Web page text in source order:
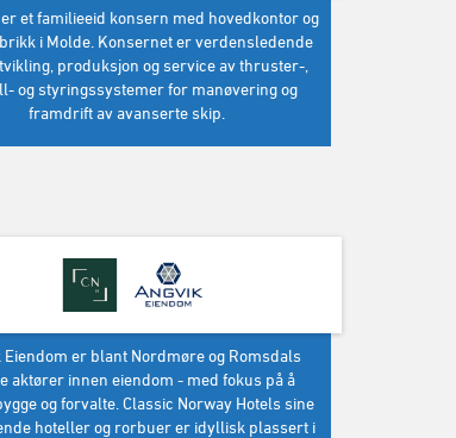
et familieeid konsern med hovedkontor og
i Molde. Konsernet er verdensledende
produksjon og service av thruster-,
og styringssystemer for manøvering og
framdrift av avanserte skip.
Eiendom er blant Nordmøre og Romsdals
aktører innen eiendom - med fokus på å
og forvalte. Classic Norway Hotels sine
hoteller og rorbuer er idyllisk plassert i